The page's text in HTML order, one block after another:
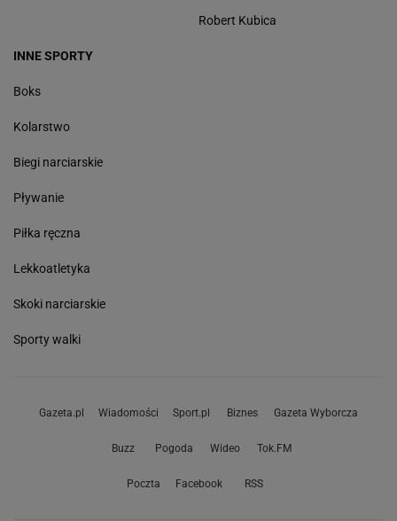
Robert Kubica
INNE SPORTY
Boks
Kolarstwo
Biegi narciarskie
Pływanie
Piłka ręczna
Lekkoatletyka
Skoki narciarskie
Sporty walki
Gazeta.pl Wiadomości Sport.pl Biznes Gazeta Wyborcza
Buzz Pogoda Wideo Tok.FM
Poczta Facebook RSS